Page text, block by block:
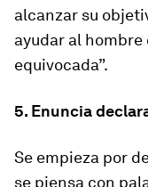
alcanzar su
ayudar al
equivocada”.
5. Enuncia
Se empieza por
se piensa con